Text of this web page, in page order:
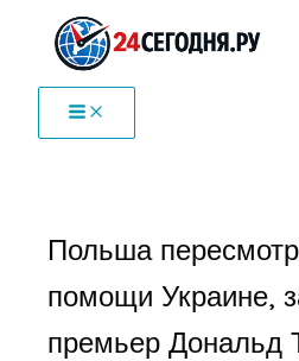
Перейти
содержимому
Польша
помощи Украине,
премьер Дональд